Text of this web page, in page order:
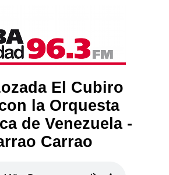
El Cubiro
la Orquesta
de Venezuela -
Carrao